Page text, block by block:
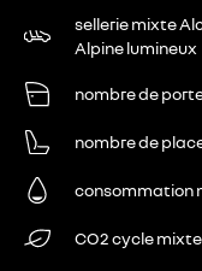
sellerie mixte
Alpine lumineux
nombre de
nombre de
consommation
CO2 cycle